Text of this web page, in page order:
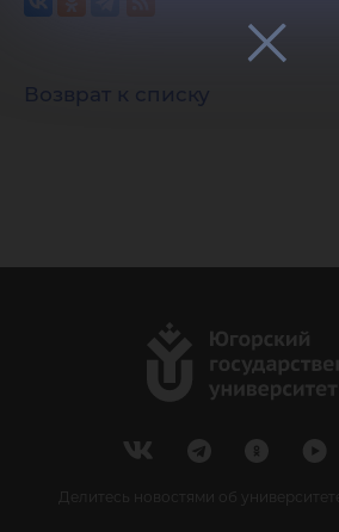
Возврат к списку
Делитесь новостями об